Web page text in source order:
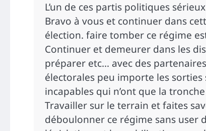
L’un de ces partis politiques
Bravo à vous et continuer dans
élection. faire tomber ce régime
Continuer et demeurer dans les
préparer etc… avec des
électorales peu importe les
incapables qui n’ont que la
Travailler sur le terrain et faites
déboulonner ce régime sans user